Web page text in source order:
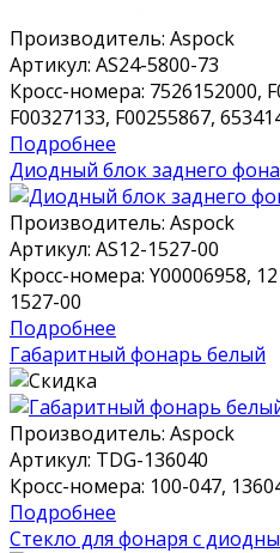
Производитель: Aspock
Артикул: AS24-5800-73
Кросс-номера: 7526152000,
F00327133, F00255867,
Подробнее
Диодный блок заднего
Производитель: Aspock
Артикул: AS12-1527-00
Кросс-номера: Y00006958,
1527-00
Подробнее
Габаритный фонарь белый
Производитель: Aspock
Артикул: TDG-136040
Кросс-номера: 100-047,
Подробнее
Стекло для фонаря с